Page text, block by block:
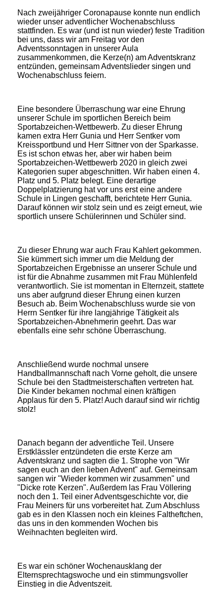
Nach zweijähriger Coronapause konnte nun endlich
wieder unser adventlicher Wochenabschluss
stattfinden. Es war (und ist nun wieder) feste Tradition
bei uns, dass wir am Freitag vor den
Adventssonntagen in unserer Aula
zusammenkommen, die Kerze(n) am Adventskranz
entzünden, gemeinsam Adventslieder singen und
Wochenabschluss feiern.
Eine besondere Überraschung war eine Ehrung
unserer Schule im sportlichen Bereich beim
Sportabzeichen-Wettbewerb. Zu dieser Ehrung
kamen extra Herr Gunia und Herr Sentker vom
Kreissportbund und Herr Sittner von der Sparkasse.
Es ist schon etwas her, aber wir haben beim
Sportabzeichen-Wettbewerb 2020 in gleich zwei
Kategorien super abgeschnitten. Wir haben einen 4.
Platz und 5. Platz belegt. Eine derartige
Doppelplatzierung hat vor uns erst eine andere
Schule in Lingen geschafft, berichtete Herr Gunia.
Darauf können wir stolz sein und es zeigt erneut, wie
sportlich unsere Schülerinnen und Schüler sind.
Zu dieser Ehrung war auch Frau Kahlert gekommen.
Sie kümmert sich immer um die Meldung der
Sportabzeichen Ergebnisse an unserer Schule und
ist für die Abnahme zusammen mit Frau Mühlenfeld
verantwortlich. Sie ist momentan in Elternzeit, stattete
uns aber aufgrund dieser Ehrung einen kurzen
Besuch ab. Beim Wochenabschluss wurde sie von
Herrn Sentker für ihre langjährige Tätigkeit als
Sportabzeichen-Abnehmerin geehrt. Das war
ebenfalls eine sehr schöne Überraschung.
Anschließend wurde nochmal unsere
Handballmannschaft nach Vorne geholt, die unsere
Schule bei den Stadtmeisterschaften vertreten hat.
Die Kinder bekamen nochmal einen kräftigen
Applaus für den 5. Platz! Auch darauf sind wir richtig
stolz!
Danach begann der adventliche Teil. Unsere
Erstklässler entzündeten die erste Kerze am
Adventskranz und sagten die 1. Strophe von "Wir
sagen euch an den lieben Advent" auf. Gemeinsam
sangen wir "Wieder kommen wir zusammen" und
"Dicke rote Kerzen". Außerdem las Frau Völlering
noch den 1. Teil einer Adventsgeschichte vor, die
Frau Meiners für uns vorbereitet hat. Zum Abschluss
gab es in den Klassen noch ein kleines Faltheftchen,
das uns in den kommenden Wochen bis
Weihnachten begleiten wird.
Es war ein schöner Wochenausklang der
Elternsprechtagswoche und ein stimmungsvoller
Einstieg in die Adventszeit.